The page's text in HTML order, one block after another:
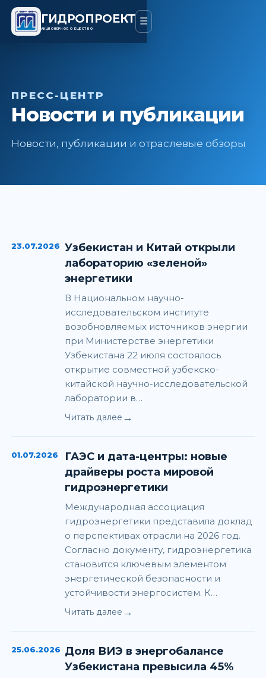
ГИДРОПРОЕКТ
АКЦИОНЕРНОЕ ОБЩЕСТВО
☰
ПРЕСС-ЦЕНТР
Новости и публикации
Новости, публикации и отраслевые обзоры
23.07.2026 Узбекистан и Китай открыли
лабораторию «зеленой»
энергетики
В Национальном научно-
исследовательском институте
возобновляемых источников энергии
при Министерстве энергетики
Узбекистана 22 июля состоялось
открытие совместной узбекско-
китайской научно-исследовательской
лаборатории в…
Читать далее →
01.07.2026
ГАЭС и дата-центры: новые
драйверы роста мировой
гидроэнергетики
Международная ассоциация
гидроэнергетики представила доклад
о перспективах отрасли на 2026 год.
Согласно документу, гидроэнергетика
становится ключевым элементом
энергетической безопасности и
устойчивости энергосистем. К…
Читать далее →
25.06.2026 Доля ВИЭ в энергобалансе
Узбекистана превысила 45%